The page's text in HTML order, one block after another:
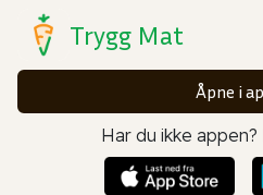
Trygg Mat
Åpne i
Har du ikke